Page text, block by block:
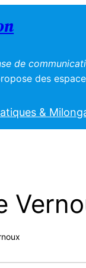
de
des
&